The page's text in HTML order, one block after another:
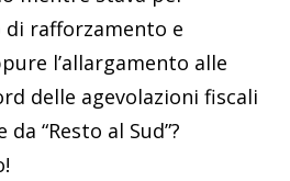
rafforzamento e
l’allargamento alle
delle agevolazioni fiscali
“Resto al Sud”?